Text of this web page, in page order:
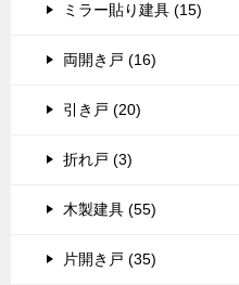
ミラー貼り建具 (15)
両開き戸 (16)
引き戸 (20)
折れ戸 (3)
木製建具 (55)
片開き戸 (35)